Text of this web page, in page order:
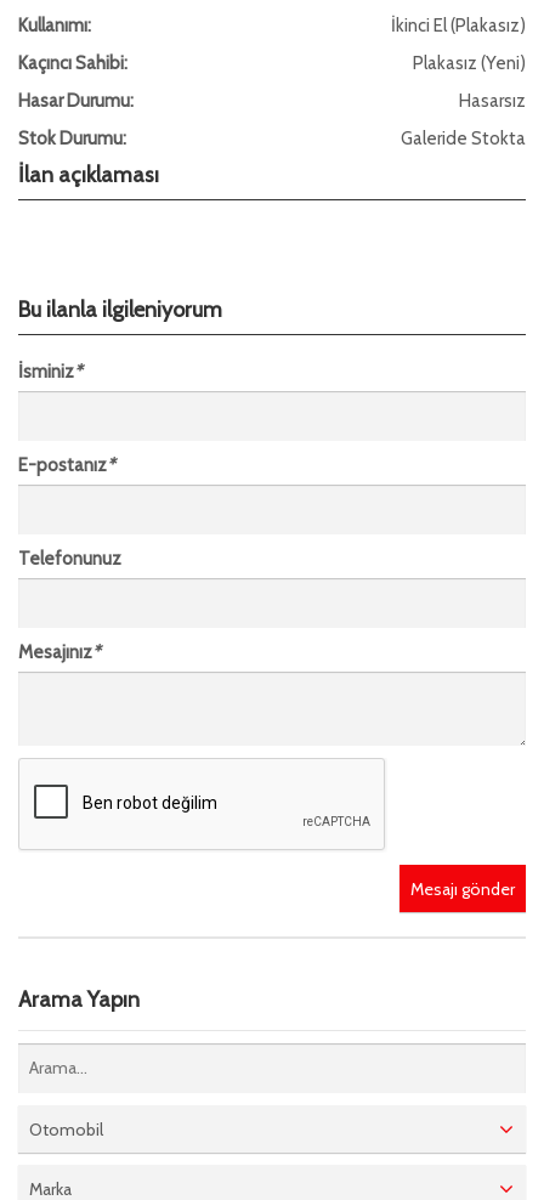
Kullanımı:
İkinci El (Plakasız)
Kaçıncı Sahibi:
Plakasız (Yeni)
Hasar Durumu:
Hasarsız
Stok Durumu:
Galeride Stokta
İlan açıklaması
Bu ilanla ilgileniyorum
İsminiz*
E-postanız*
Telefonunuz
Mesajınız*
Mesajı gönder
Arama Yapın
Otomobil
Marka